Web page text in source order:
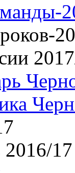
2016/17